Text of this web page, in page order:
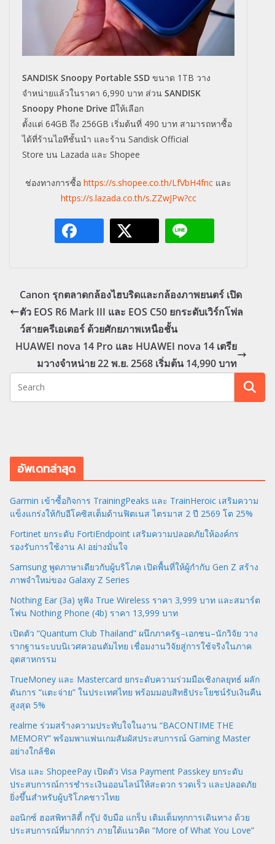
SANDISK Snoopy Portable SSD ขนาด 1TB วาง
จำหน่ายแล้วในราคา 6,990 บาท ส่วน SANDISK
Snoopy Phone Drive มีให้เลือก
ตั้งแต่ 64GB ถึง 256GB เริ่มต้นที่ 490 บาท สามารถหาซื้อ
ได้ที่ร้านไอทีชั้นนำ และร้าน Sandisk Official
Store บน Lazada และ Shopee
ช่องทางการซื้อ https://s.shopee.co.th/LfVbH4fnc และ
https://s.lazada.co.th/s.ZZwJPw?cc
Canon รุกตลาดกล้องไฮบริดและกล้องภาพยนตร์ เปิด
ตัว EOS R6 Mark III และ EOS C50 ยกระดับเวิร์กโฟล
ว์สายครีเอเตอร์ ด้วยศักยภาพเหนือชั้น
HUAWEI nova 14 Pro และ HUAWEI nova 14 เตรีย
มวางจำหน่าย 22 พ.ย. 2568 เริ่มต้น 14,990 บาท
อัพเดทล่าสุด
Garmin เข้าซื้อกิจการ TrainingPeaks และ TrainHeroic เสริมความ
แข็งแกร่งให้กับอีโคซิสเต็มด้านฟิตเนส ไตรมาส 2 ปี 2569 โต 25%
Fortinet ยกระดับ FortiEndpoint เสริมความปลอดภัยให้องค์กร
รองรับการใช้งาน AI อย่างมั่นใจ
Samsung พูดภาษาเดียวกับผู้บริโภค เปิดพื้นที่ให้ผู้กำกับ Gen Z สร้าง
ภาพจำใหม่ของ Galaxy Z Series
Nothing Ear (3a) หูฟัง True Wireless ราคา 3,999 บาท และสมาร์ต
โฟน Nothing Phone (4b) ราคา 13,999 บาท
เปิดตัว “Quantum Club Thailand” ผนึกภาครัฐ–เอกชน–นักวิจัย วาง
รากฐานระบบนิเวศควอนตัมไทย เชื่อมงานวิจัยสู่การใช้จริงในภาค
อุตสาหกรรม
TrueMoney และ Mastercard ยกระดับความร่วมมือเชิงกลยุทธ์ ผลัก
ดันการ “แตะจ่าย” ในประเทศไทย พร้อมมอบสิทธิประโยชน์รับเงินคืน
สูงสุด 5%
realme ร่วมสร้างความประทับใจในงาน “BACONTIME THE
MEMORY” พร้อมพาแฟนเกมสัมผัสประสบการณ์ Gaming Master
อย่างใกล้ชิด
Visa และ ShopeePay เปิดตัว Visa Payment Passkey ยกระดับ
ประสบการณ์การชำระเงินออนไลน์ให้สะดวก รวดเร็ว และปลอดภัย
ยิ่งขึ้นสำหรับผู้บริโภคชาวไทย
ออนิกซ์ ฮอสพิทาลิตี้ กรุ๊ป จับมือ แกร็บ เติมเต็มทุกการเดินทาง ด้วย
ประสบการณ์ที่มากกว่า ภายใต้แนวคิด “More of What You Love”